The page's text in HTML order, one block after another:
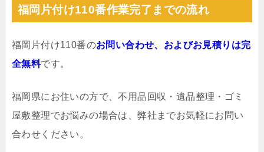
福岡片付け110番作業完了までの流れ
福岡片付け110番のお問い合わせ、およびお見積りは完
全無料です。
福岡県にお住いの方で、不用品回収・遺品整理・ゴミ
屋敷整理でお悩みの場合は、弊社までお気軽にお問い
合わせください。